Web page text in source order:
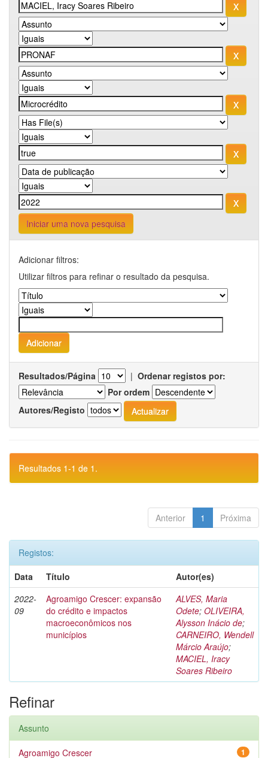
Iniciar uma nova pesquisa
Adicionar filtros:
Utilizar filtros para refinar o resultado da pesquisa.
Resultados/Página | Ordenar registos por:
Por ordem
Autores/Registo
Resultados 1-1 de 1.
Anterior 1 Próxima
Registos:
Data
Título
Autor(es)
2022-
09
Agroamigo Crescer: expansão
do crédito e impactos
macroeconômicos nos
municípios
ALVES, Maria
Odete; OLIVEIRA,
Alysson Inácio de;
CARNEIRO, Wendell
Márcio Araújo;
MACIEL, Iracy
Soares Ribeiro
Refinar
Assunto
1
Agroamigo Crescer